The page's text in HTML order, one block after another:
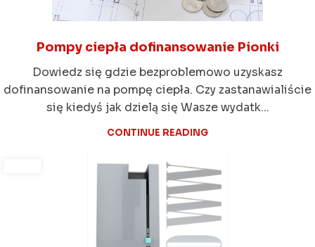
Pompy ciepła dofinansowanie Pionki
Dowiedz się gdzie bezproblemowo uzyskasz
dofinansowanie na pompę ciepła. Czy zastanawialiście
się kiedyś jak dzielą się Wasze wydatk...
CONTINUE READING